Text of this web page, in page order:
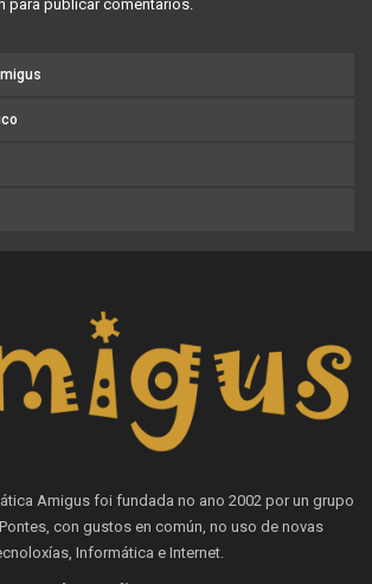
para publicar comentarios.
Amigus foi fundada no ano 2002 por un grupo
con gustos en común, no uso de novas
Informática e Internet.